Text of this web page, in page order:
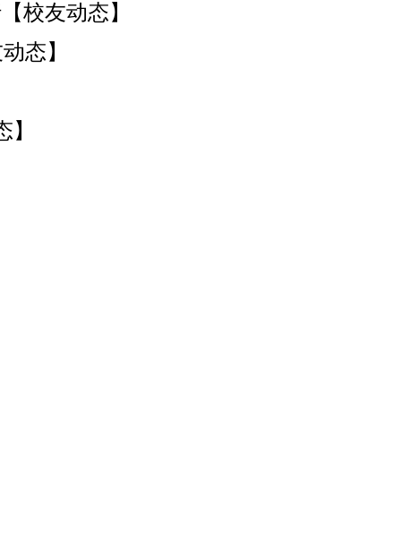
校友动态】
态】